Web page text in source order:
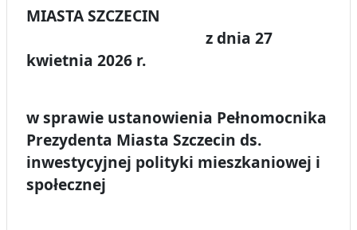
MIASTA SZCZECIN
z dnia 27
kwietnia 2026 r.
w sprawie ustanowienia Pełnomocnika
Prezydenta Miasta Szczecin ds.
inwestycyjnej polityki mieszkaniowej i
społecznej